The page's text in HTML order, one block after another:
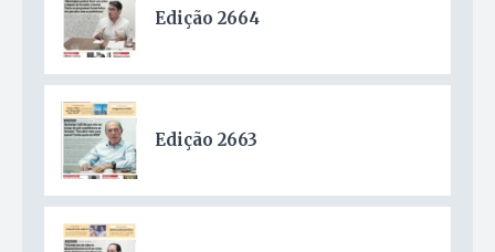
Edição 2664
Edição 2663